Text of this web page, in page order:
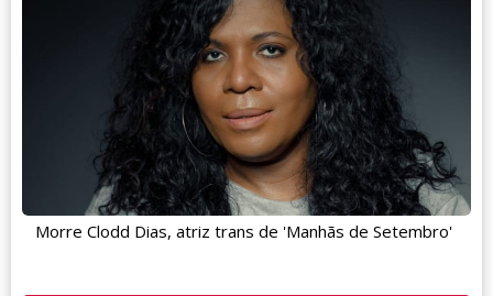
Morre Clodd Dias, atriz trans de 'Manhãs de Setembro'